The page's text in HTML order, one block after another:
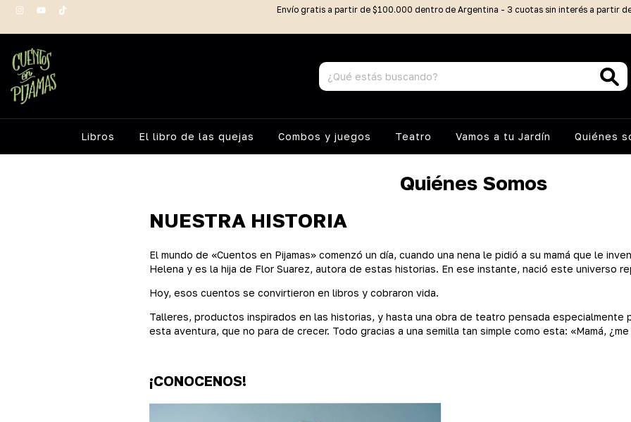
Envío gratis a partir de $100.000 dentro de Argentina - 3 cuotas sin interés a partir
Libros El libro de las quejas Combos y juegos Teatro Vamos a tu Jardín Quiénes
Quiénes Somos
NUESTRA HISTORIA
El mundo de «Cuentos en Pijamas» comenzó un día, cuando una nena le pidió a su mamá que le
Helena y es la hija de Flor Suarez, autora de estas historias. En ese instante, nació este universo
Hoy, esos cuentos se convirtieron en libros y cobraron vida.
Talleres, productos inspirados en las historias, y hasta una obra de teatro pensada especialmente
esta aventura, que no para de crecer. Todo gracias a una semilla tan simple como esta: «Mamá,
¡CONOCENOS!